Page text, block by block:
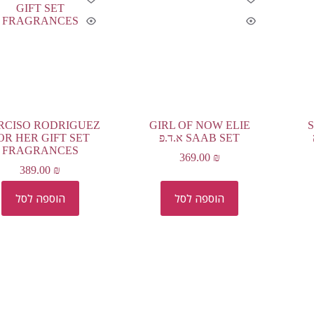
GIRL OF NOW ELIE
SAAB SET א.ד.פ
369.00 ₪
הוספה לסל
RODRIGUEZ
HER GIFT SET
FRAGRANCES
389.00 ₪
הוספה לסל